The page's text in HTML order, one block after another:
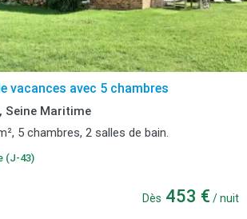
vacances avec 5 chambres
Seine Maritime
5 chambres, 2 salles de bain.
(J-43)
Dès 453 € / nuit